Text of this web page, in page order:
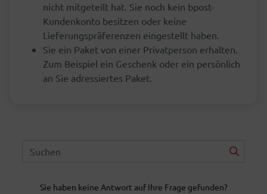
nicht mitgeteilt hat. Sie noch kein bpost-
Kundenkonto besitzen oder keine
Lieferungspräferenzen eingestellt haben.
Sie ein Paket von einer Privatperson erhalten.
Zum Beispiel ein Geschenk oder ein persönlich
an Sie adressiertes Paket.
Sie haben keine Antwort auf Ihre Frage gefunden?